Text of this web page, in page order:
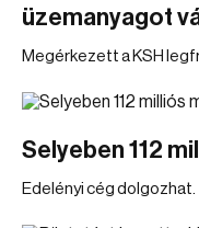
üzemanyagot
Megérkezett a KSH
Selyeben 112
Edelényi cég dolgozhat.